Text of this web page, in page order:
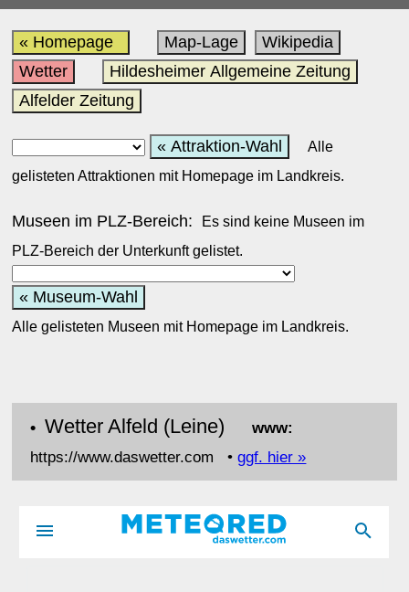
« Homepage Map-Lage
Wikipedia
Wetter
Hildesheimer Allgemeine Zeitung
Alfelder Zeitung
« Attraktion-Wahl
Alle
gelisteten Attraktionen mit Homepage im Landkreis.
Museen im PLZ-Bereich: Es sind keine Museen im
PLZ-Bereich der Unterkunft gelistet.
« Museum-Wahl
Alle gelisteten Museen mit Homepage im Landkreis.
• Wetter Alfeld (Leine)www:
https://www.daswetter.com •ggf. hier »